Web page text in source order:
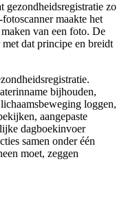
gezondheidsregistratie zo
maakte het
van een foto. De
dat principe en breidt
bijhouden,
loggen,
aangepaste
dagboekinvoer
samen onder één
moet, zeggen